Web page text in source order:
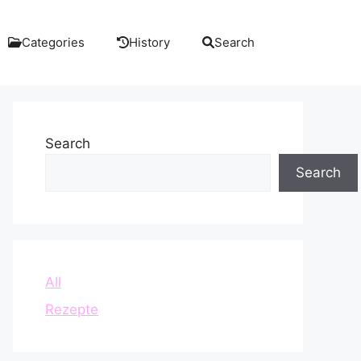
Categories History Search
Search
Search
All
Rezepte